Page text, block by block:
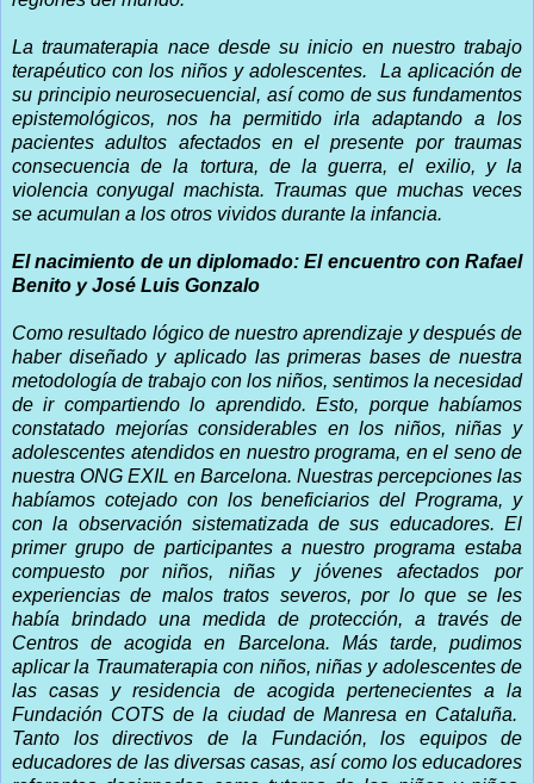
La traumaterapia nace desde su inicio en nuestro trabajo
terapéutico con los niños y adolescentes.
La aplicación de
su principio neurosecuencial, así como de sus fundamentos
epistemológicos, nos ha permitido irla adaptando a los
pacientes adultos afectados en el presente por traumas
consecuencia de la tortura, de la guerra, el exilio, y la
violencia conyugal machista. Traumas que muchas veces
se acumulan a los otros vividos durante la infancia.
El nacimiento de un diplomado: El encuentro con Rafael
Benito y José Luis Gonzalo
Como resultado lógico de nuestro aprendizaje y después de
haber diseñado y aplicado las primeras bases de nuestra
metodología de trabajo con los niños, sentimos la necesidad
de ir compartiendo lo aprendido. Esto, porque habíamos
constatado mejorías considerables en los niños, niñas y
adolescentes atendidos en nuestro programa, en el seno de
nuestra ONG EXIL en Barcelona. Nuestras percepciones las
habíamos cotejado con los beneficiarios del Programa, y
con la observación sistematizada de sus educadores. El
primer grupo de participantes a nuestro programa estaba
compuesto por niños, niñas y jóvenes afectados por
experiencias de malos tratos severos, por lo que se les
había brindado una medida de protección, a través de
Centros de acogida en Barcelona. Más tarde, pudimos
aplicar la Traumaterapia con niños, niñas y adolescentes de
las casas y residencia de acogida pertenecientes a la
Fundación COTS de la ciudad de Manresa en Cataluña.
Tanto los directivos de la Fundación, los equipos de
educadores de las diversas casas, así como los educadores